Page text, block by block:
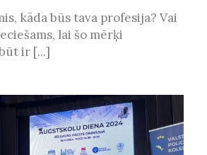
kāda būs tava profesija? Vai
lai šo mērķi
ir [...]